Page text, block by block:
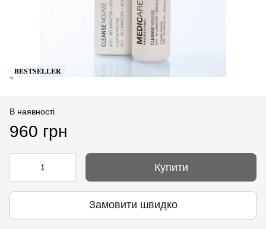
𝐁𝐄𝐒𝐓𝐒𝐄𝐋𝐋𝐄𝐑
В наявності
960 грн
Купити
Замовити швидко